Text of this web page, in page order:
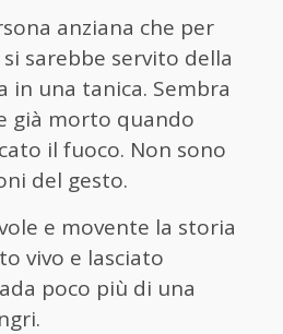
anziana che per
sarebbe servito della
in una tanica. Sembra
già morto quando
il fuoco. Non sono
del gesto.
e movente la storia
vivo e lasciato
poco più di una